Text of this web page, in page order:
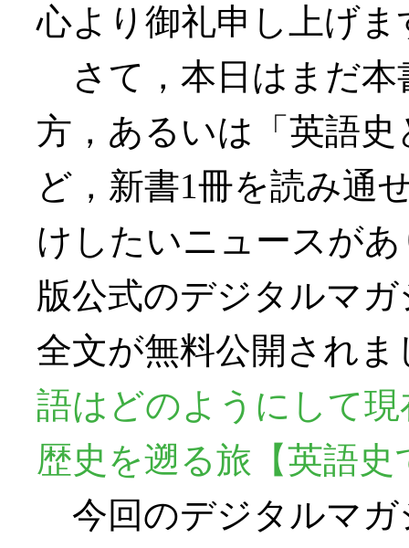
心より御礼申し上げま
さて，本日はまだ本
方，あるいは「英語
ど，新書1冊を読み通
けしたいニュースが
版公式のデジタルマ
全文が無料公開され
語はどのようにして
歴史を遡る旅【英語
今回のデジタルマガ